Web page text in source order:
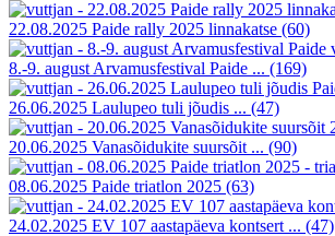
22.08.2025 Paide rally 2025 linnakatse (60)
8.-9. august Arvamusfestival Paide ... (169)
26.06.2025 Laulupeo tuli jõudis ... (47)
20.06.2025 Vanasõidukite suursõit ... (90)
08.06.2025 Paide triatlon 2025 (63)
24.02.2025 EV 107 aastapäeva kontsert ... (47)